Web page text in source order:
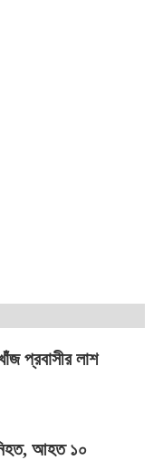
প্রবাসীর লাশ
আহত ১০